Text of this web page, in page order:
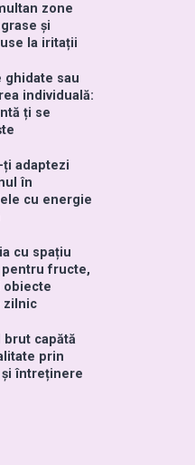
zone
și
la iritații
ghidate sau
individuală:
ți se
ți adaptezi
în
cu energie
cu spațiu
fructe,
obiecte
zilnic
brut capătă
prin
întreținere